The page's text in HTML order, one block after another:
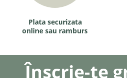
Plata securizata
online sau ramburs
Înscrie-te